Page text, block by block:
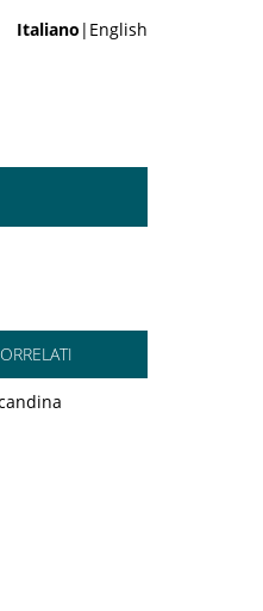
Italiano |English